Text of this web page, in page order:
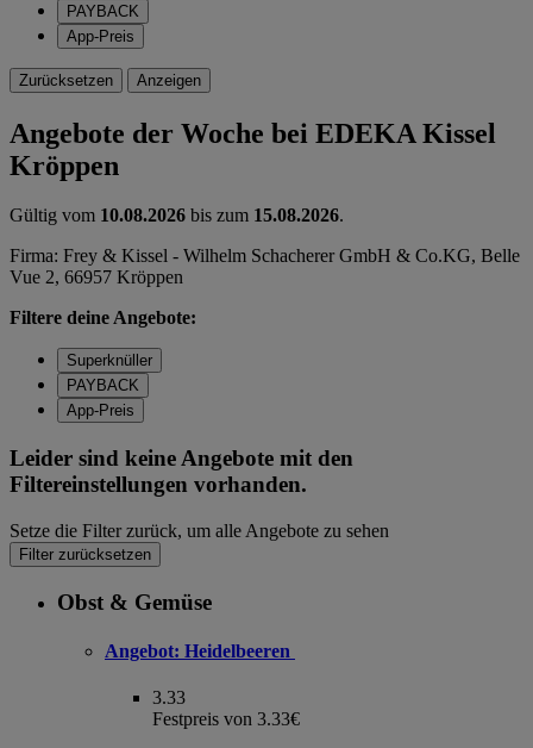
PAYBACK
App-Preis
Zurücksetzen Anzeigen
Angebote der Woche bei EDEKA Kissel
Kröppen
Gültig vom 10.08.2026 bis zum 15.08.2026.
Firma: Frey & Kissel - Wilhelm Schacherer GmbH & Co.KG, Belle
Vue 2, 66957 Kröppen
Filtere deine Angebote:
Superknüller
PAYBACK
App-Preis
Leider sind keine Angebote mit den
Filtereinstellungen vorhanden.
Setze die Filter zurück, um alle Angebote zu sehen
Filter zurücksetzen
Obst & Gemüse
Angebot: Heidelbeeren
3.33
Festpreis von 3.33€